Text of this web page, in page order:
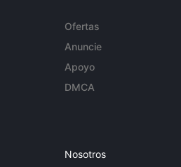
Ofertas
Anuncie
Apoyo
DMCA
Nosotros